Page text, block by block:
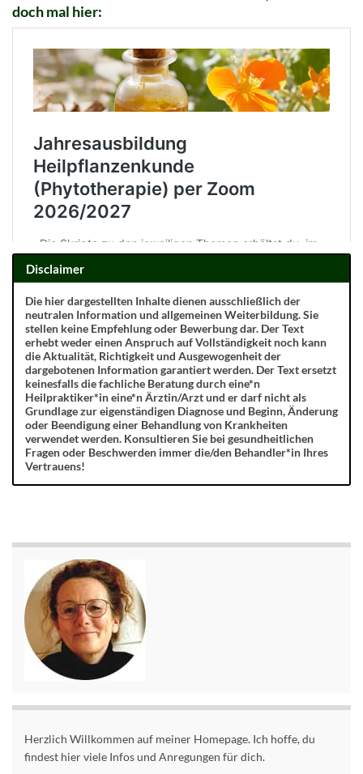
doch mal hier:
Disclaimer
Die hier dargestellten Inhalte dienen ausschließlich der
neutralen Information und allgemeinen Weiterbildung. Sie
stellen keine Empfehlung oder Bewerbung dar. Der Text
erhebt weder einen Anspruch auf Vollständigkeit noch kann
die Aktualität, Richtigkeit und Ausgewogenheit der
dargebotenen Information garantiert werden. Der Text ersetzt
keinesfalls die fachliche Beratung durch eine*n
Heilpraktiker*in eine*n Ärztin/Arzt und er darf nicht als
Grundlage zur eigenständigen Diagnose und Beginn, Änderung
oder Beendigung einer Behandlung von Krankheiten
verwendet werden. Konsultieren Sie bei gesundheitlichen
Fragen oder Beschwerden immer die/den Behandler*in Ihres
Vertrauens!
Herzlich Willkommen auf meiner Homepage. Ich hoffe, du
findest hier viele Infos und Anregungen für dich.